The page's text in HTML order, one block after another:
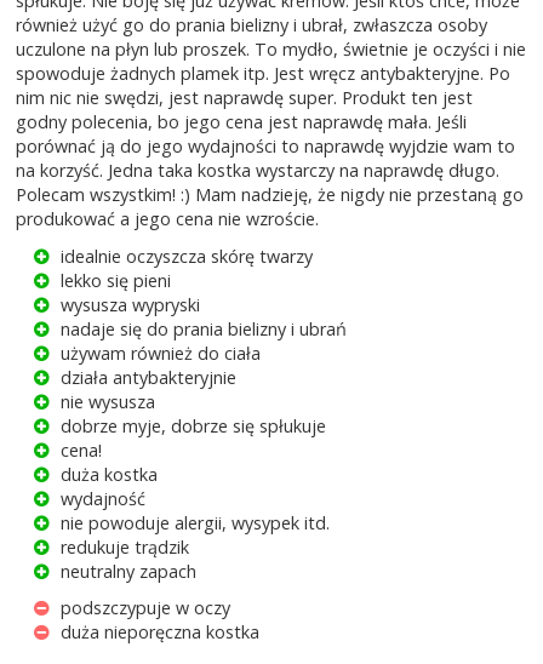
również użyć go do prania bielizny i ubrał, zwłaszcza osoby
uczulone na płyn lub proszek. To mydło, świetnie je oczyści i nie
spowoduje żadnych plamek itp. Jest wręcz antybakteryjne. Po
nim nic nie swędzi, jest naprawdę super. Produkt ten jest
godny polecenia, bo jego cena jest naprawdę mała. Jeśli
porównać ją do jego wydajności to naprawdę wyjdzie wam to
na korzyść. Jedna taka kostka wystarczy na naprawdę długo.
Polecam wszystkim! :) Mam nadzieję, że nigdy nie przestaną go
produkować a jego cena nie wzroście.
idealnie oczyszcza skórę twarzy
lekko się pieni
wysusza wypryski
nadaje się do prania bielizny i ubrań
używam również do ciała
działa antybakteryjnie
nie wysusza
dobrze myje, dobrze się spłukuje
cena!
duża kostka
wydajność
nie powoduje alergii, wysypek itd.
redukuje trądzik
neutralny zapach
podszczypuje w oczy
duża nieporęczna kostka